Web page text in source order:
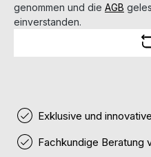
genommen und die AGB
einverstanden.
Exklusive und
Fachkundige Beratung